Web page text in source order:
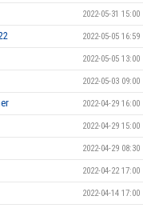
2022-05-31 15:00
2022-05-05 16:59
2022-05-05 13:00
2022-05-03 09:00
2022-04-29 16:00
2022-04-29 15:00
2022-04-29 08:30
2022-04-22 17:00
2022-04-14 17:00